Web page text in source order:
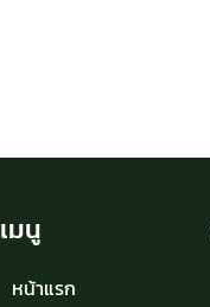
เมนู
หน้าแรก